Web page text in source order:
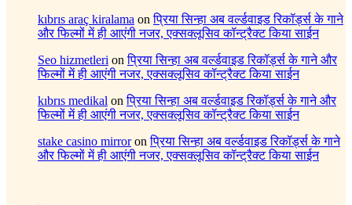
kıbrıs araç kiralama onप्रिया सिन्हा अब वर्ल्डवाइड रिकॉर्ड्स के गाने
और फिल्मों में ही आएंगी नजर, एक्सक्लूसिव कॉन्ट्रैक्ट किया साईन
Seo hizmetleri onप्रिया सिन्हा अब वर्ल्डवाइड रिकॉर्ड्स के गाने और
फिल्मों में ही आएंगी नजर, एक्सक्लूसिव कॉन्ट्रैक्ट किया साईन
kıbrıs medikal onप्रिया सिन्हा अब वर्ल्डवाइड रिकॉर्ड्स के गाने और
फिल्मों में ही आएंगी नजर, एक्सक्लूसिव कॉन्ट्रैक्ट किया साईन
stake casino mirroronप्रिया सिन्हा अब वर्ल्डवाइड रिकॉर्ड्स के गाने
और फिल्मों में ही आएंगी नजर, एक्सक्लूसिव कॉन्ट्रैक्ट किया साईन